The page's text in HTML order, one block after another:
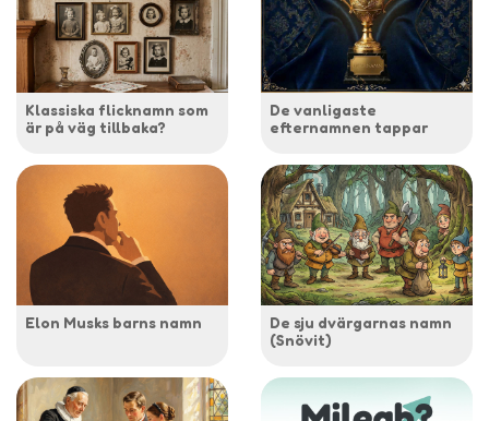
Klassiska flicknamn som
är på väg tillbaka?
De vanligaste
efternamnen tappar
Elon Musks barns namn
De sju dvärgarnas namn
(Snövit)